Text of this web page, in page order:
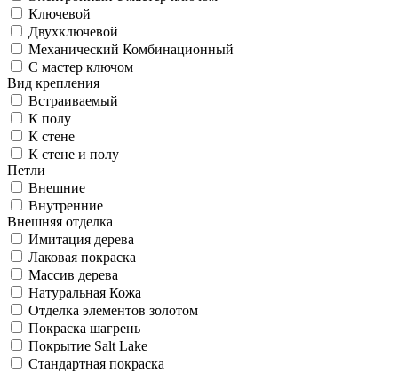
Ключевой
Двухключевой
Механический Комбинационный
С мастер ключом
Вид крепления
Встраиваемый
К полу
К стене
К стене и полу
Петли
Внешние
Внутренние
Внешняя отделка
Имитация дерева
Лаковая покраска
Массив дерева
Натуральная Кожа
Отделка элементов золотом
Покраска шагрень
Покрытие Salt Lake
Стандартная покраска